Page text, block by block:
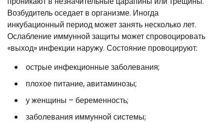
Возбудитель оседает в организме. Иногда
инкубационный период может занять несколько лет.
Ослабление иммунной защиты может спровоцировать
«выход» инфекции наружу. Состояние провоцируют:
острые инфекционные заболевания;
плохое питание, авитаминозы;
у женщины – беременность;
заболевания иммунной системы;